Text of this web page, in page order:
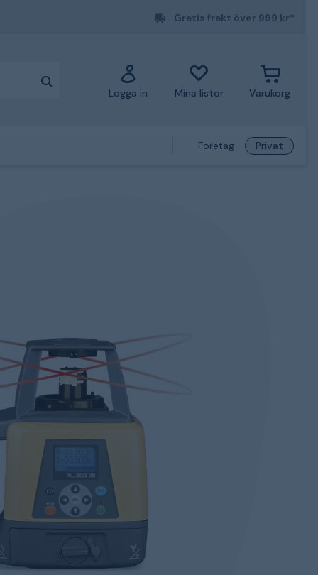
Gratis frakt över 999 kr*
Logga in Mina listor Varukorg
Företag Privat